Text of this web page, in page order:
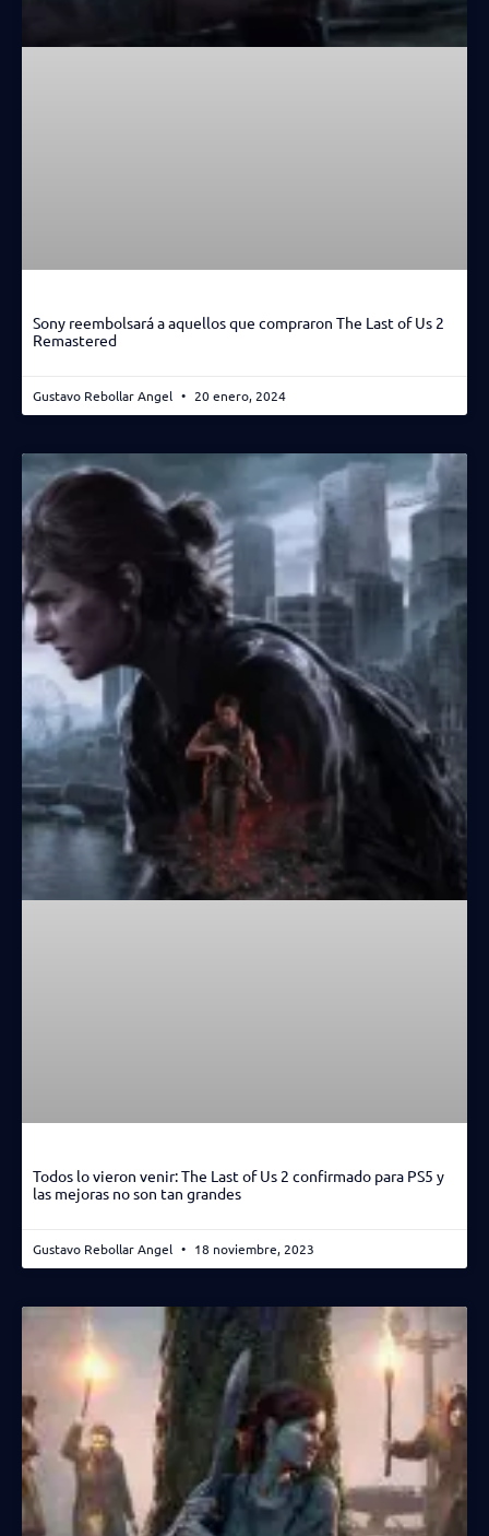
Sony reembolsará a aquellos que compraron The Last of Us 2
Remastered
Gustavo Rebollar Angel 20 enero, 2024
Todos lo vieron venir: The Last of Us 2 confirmado para PS5 y
las mejoras no son tan grandes
Gustavo Rebollar Angel 18 noviembre, 2023